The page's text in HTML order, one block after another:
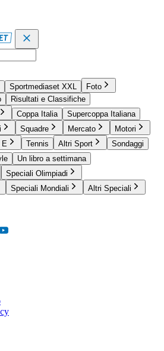
Sportmediaset XXL
Foto
Risultati e Classifiche
Coppa Italia
Supercoppa Italiana
Squadre Mercato
Motori
E Tennis Altri Sport
Sondaggi
Un libro a settimana
Speciali Olimpiadi
Speciali Mondiali Altri Speciali